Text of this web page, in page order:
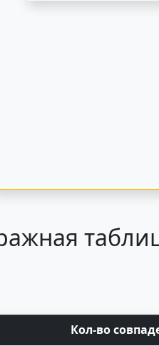
Кол-во совпад